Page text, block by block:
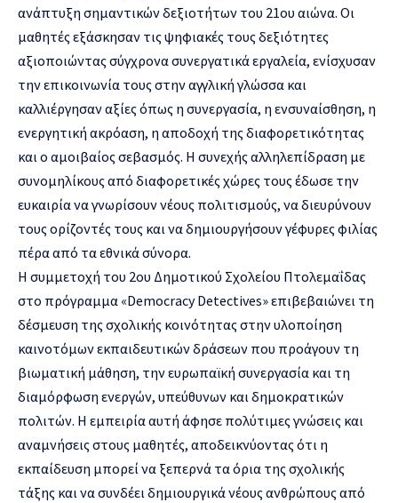
ανάπτυξη σημαντικών δεξιοτήτων του 21ου αιώνα. Οι
μαθητές εξάσκησαν τις ψηφιακές τους δεξιότητες
αξιοποιώντας σύγχρονα συνεργατικά εργαλεία, ενίσχυσαν
την επικοινωνία τους στην αγγλική γλώσσα και
καλλιέργησαν αξίες όπως η συνεργασία, η ενσυναίσθηση, η
ενεργητική ακρόαση, η αποδοχή της διαφορετικότητας
και ο αμοιβαίος σεβασμός. Η συνεχής αλληλεπίδραση με
συνομηλίκους από διαφορετικές χώρες τους έδωσε την
ευκαιρία να γνωρίσουν νέους πολιτισμούς, να διευρύνουν
τους ορίζοντές τους και να δημιουργήσουν γέφυρες φιλίας
πέρα από τα εθνικά σύνορα.
Η συμμετοχή του 2ου Δημοτικού Σχολείου Πτολεμαΐδας
στο πρόγραμμα «Democracy Detectives» επιβεβαιώνει τη
δέσμευση της σχολικής κοινότητας στην υλοποίηση
καινοτόμων εκπαιδευτικών δράσεων που προάγουν τη
βιωματική μάθηση, την ευρωπαϊκή συνεργασία και τη
διαμόρφωση ενεργών, υπεύθυνων και δημοκρατικών
πολιτών. Η εμπειρία αυτή άφησε πολύτιμες γνώσεις και
αναμνήσεις στους μαθητές, αποδεικνύοντας ότι η
εκπαίδευση μπορεί να ξεπερνά τα όρια της σχολικής
τάξης και να συνδέει δημιουργικά νέους ανθρώπους από